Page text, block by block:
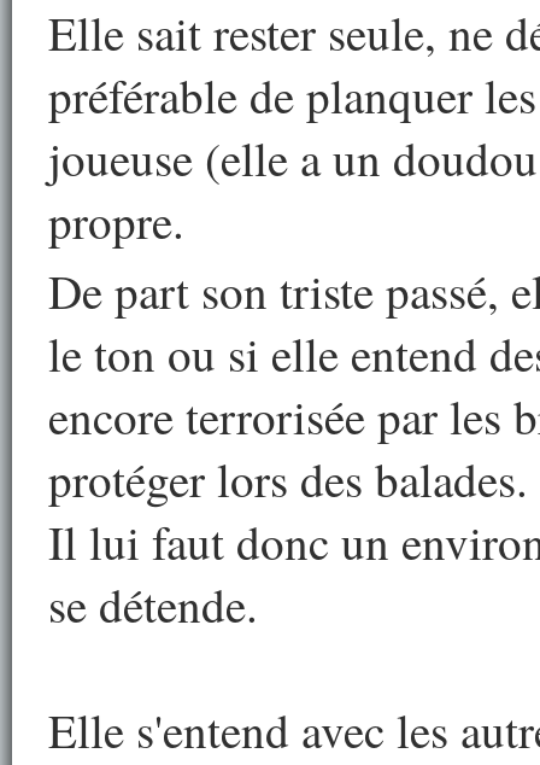
Elle sait rester seule, ne
préférable de planquer
joueuse (elle a un
propre.
De part son triste passé,
le ton ou si elle entend
encore terrorisée par les
protéger lors des balades.
Il lui faut donc un
se détende.
Elle s'entend avec les